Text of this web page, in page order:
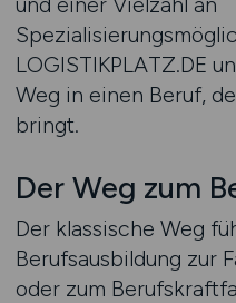
LOGISTIKPLATZ.DE
Weg in einen Beruf,
bringt.
Der Weg zum
Der klassische Weg
Berufsausbildung zur
oder zum